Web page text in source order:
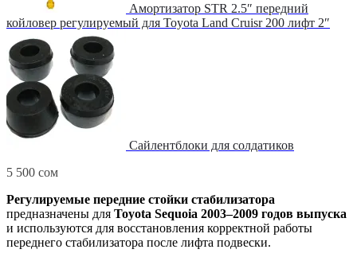
Амортизатор STR 2.5″ передний
койловер регулируемый для Toyota Land Cruisr 200 лифт 2″
Сайлентблоки для солдатиков
5 500 сом
Регулируемые передние стойки стабилизатора
предназначены для Toyota Sequoia 2003–2009 годов выпуска
и используются для восстановления корректной работы
переднего стабилизатора после лифта подвески.